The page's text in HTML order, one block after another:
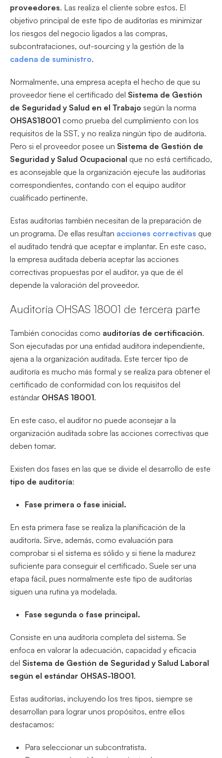
proveedores. Las realiza el cliente sobre estos. El
objetivo principal de este tipo de auditorías es minimizar
los riesgos del negocio ligados a las compras,
subcontrataciones, out-sourcing y la gestión de la
cadena de suministro.
Normalmente, una empresa acepta el hecho de que su
proveedor tiene el certificado del Sistema de Gestión
de Seguridad y Salud en el Trabajo según la norma
OHSAS18001 como prueba del cumplimiento con los
requisitos de la SST, y no realiza ningún tipo de auditoría.
Pero si el proveedor posee un Sistema de Gestión de
Seguridad y Salud Ocupacional que no está certificado,
es aconsejable que la organización ejecute las auditorías
correspondientes, contando con el equipo auditor
cualificado pertinente.
Estas auditorías también necesitan de la preparación de
un programa. De ellas resultan acciones correctivas que
el auditado tendrá que aceptar e implantar. En este caso,
la empresa auditada debería aceptar las acciones
correctivas propuestas por el auditor, ya que de él
depende la valoración del proveedor.
Auditoría OHSAS 18001 de tercera parte
También conocidas como auditorías de certificación.
Son ejecutadas por una entidad auditora independiente,
ajena a la organización auditada. Este tercer tipo de
auditoría es mucho más formal y se realiza para obtener el
certificado de conformidad con los requisitos del
estándar OHSAS 18001.
En este caso, el auditor no puede aconsejar a la
organización auditada sobre las acciones correctivas que
deben tomar.
Existen dos fases en las que se divide el desarrollo de este
tipo de auditoría:
Fase primera o fase inicial.
En esta primera fase se realiza la planificación de la
auditoría. Sirve, además, como evaluación para
comprobar si el sistema es sólido y si tiene la madurez
suficiente para conseguir el certificado. Suele ser una
etapa fácil, pues normalmente este tipo de auditorías
siguen una rutina ya modelada.
Fase segunda o fase principal.
Consiste en una auditoría completa del sistema. Se
enfoca en valorar la adecuación, capacidad y eficacia
del Sistema de Gestión de Seguridad y Salud Laboral
según el estándar OHSAS-18001.
Estas auditorías, incluyendo los tres tipos, siempre se
desarrollan para lograr unos propósitos, entre ellos
destacamos:
Para seleccionar un subcontratista.